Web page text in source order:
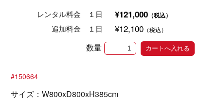
レンタル料金 １日 ¥121,000 （税込）
追加料金 １日 ¥12,100 （税込）
数量
#150664
サイズ：W800xD800xH385cm